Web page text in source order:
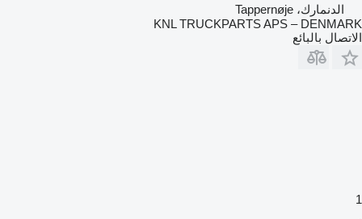
الدنمارك، Tappernøje
KNL TRUCKPARTS APS – DENMARK
الاتصال بالبائع
1